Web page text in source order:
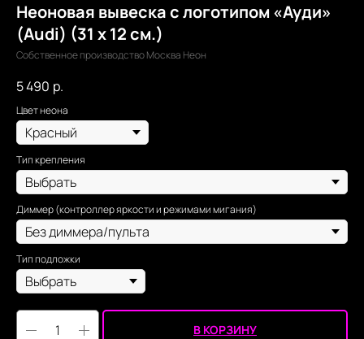
Неоновая вывеска с логотипом «Ауди»
(Audi) (31 х 12 см.)
Собственное производство Москва Неон
5 490 р.
Цвет неона
Тип крепления
Диммер (контроллер яркости и режимами мигания)
Тип подложки
В КОРЗИНУ